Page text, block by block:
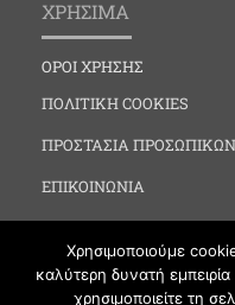
ΧΡΗΣΙΜΑ
ΟΡΟΙ ΧΡΗΣΗΣ
ΠΟΛΙΤΙΚΗ COOKIES
ΠΡΟΣΤΑΣΙΑ
ΕΠΙΚΟΙΝΩΝΙΑ
Χρησιμοποιούμε
καλύτερη δυνατή
χρησιμοποιείτε τη